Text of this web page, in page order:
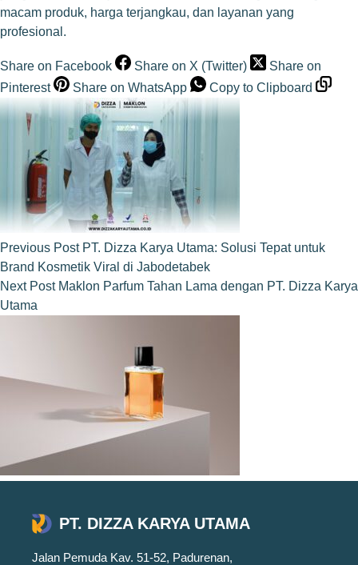
macam produk, harga terjangkau, dan layanan yang
profesional.
Share on Facebook Share on X (Twitter)
Share on
Pinterest
Share on WhatsApp Copy to Clipboard
Previous Post PT. Dizza Karya Utama: Solusi Tepat untuk
Brand Kosmetik Viral di Jabodetabek
Next Post Maklon Parfum Tahan Lama dengan PT. Dizza Karya
Utama
PT. DIZZA KARYA UTAMA
Jalan Pemuda Kav. 51-52, Padurenan,